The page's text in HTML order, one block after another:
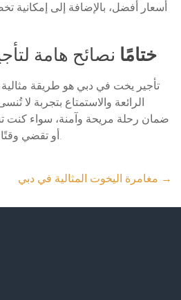
أسعار أفضل، بالإضافة إلى
ختامًا نصائح هامة
تأجير يخت في دبي هو طريقة
الرائعة والاستمتاع بتجربة لا
ضمان رحلة مريحة وآمنة، سواء كنت
أو تقضي وقتًا ممتعًا مع الأصدقاء والعائلة.
→